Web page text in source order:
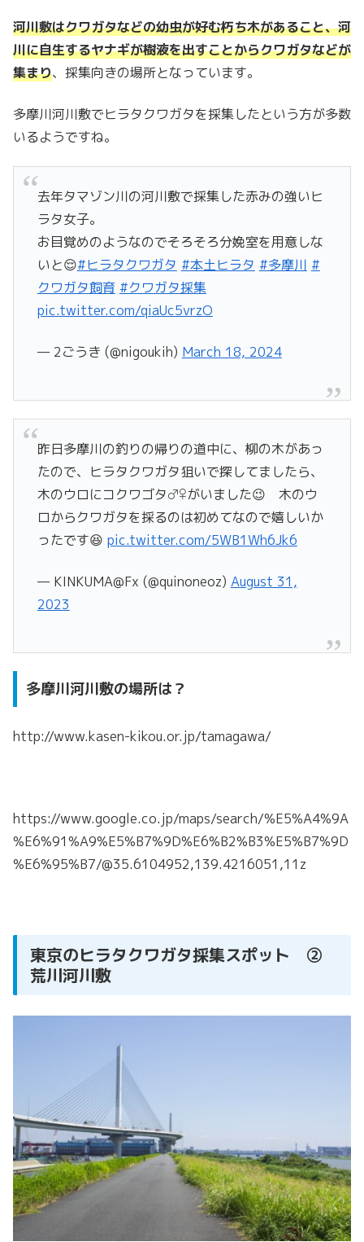
河川敷はクワガタなどの幼虫が好む朽ち木があること、河
川に自生するヤナギが樹液を出すことからクワガタなどが
集まり、採集向きの場所となっています。
多摩川河川敷でヒラタクワガタを採集したという方が多数
いるようですね。
去年タマゾン川の河川敷で採集した赤みの強いヒ
ラタ女子。
お目覚めのようなのでそろそろ分娩室を用意しな
いと😌#ヒラタクワガタ #本土ヒラタ #多摩川 #
クワガタ飼育 #クワガタ採集
pic.twitter.com/qiaUc5vrzO
— 2ごうき (@nigoukih) March 18, 2024
昨日多摩川の釣りの帰りの道中に、柳の木があっ
たので、ヒラタクワガタ狙いで探してましたら、
木のウロにコクワゴタ♂♀がいました😉 木のウ
ロからクワガタを採るのは初めてなので嬉しいか
ったです😆 pic.twitter.com/5WB1Wh6Jk6
— KINKUMA@Fx (@quinoneoz) August 31,
2023
多摩川河川敷の場所は？
http://www.kasen-kikou.or.jp/tamagawa/
https://www.google.co.jp/maps/search/%E5%A4%9A
%E6%91%A9%E5%B7%9D%E6%B2%B3%E5%B7%9D
%E6%95%B7/@35.6104952,139.4216051,11z
東京のヒラタクワガタ採集スポット ②
荒川河川敷